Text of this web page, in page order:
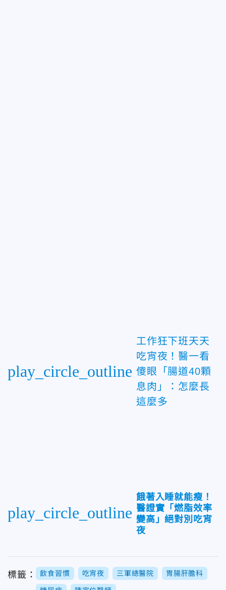
play_circle_outline
工作狂下班天天
吃宵夜！醫一看
傻眼「腸道40顆
息肉」：怎麼長
這麼多
play_circle_outline
餓著入睡就能瘦！
醫證實「燃脂效率
變高」絕對別吃宵
夜
標籤： 飲食習慣 吃宵夜 三軍總醫院 胃腸肝膽科